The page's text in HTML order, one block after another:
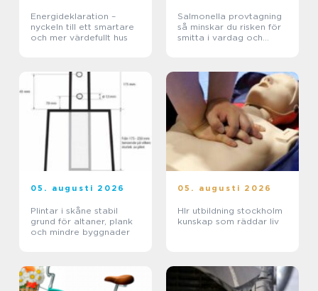
Energideklaration –
nyckeln till ett smartare
och mer värdefullt hus
Salmonella provtagning
så minskar du risken för
smitta i vardag och
05. augusti 2026
Plintar i skåne stabil
grund för altaner, plank
och mindre byggnader
05. augusti 2026
Hlr utbildning stockholm
kunskap som räddar liv